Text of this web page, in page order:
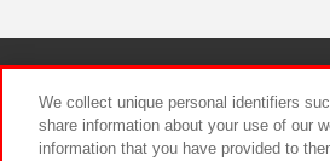
We collect unique personal identifiers
share information about your use of our
information that you have provided to